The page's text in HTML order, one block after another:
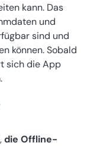
kann. Das
und
sind und
können. Sobald
sich die App
die Offline-